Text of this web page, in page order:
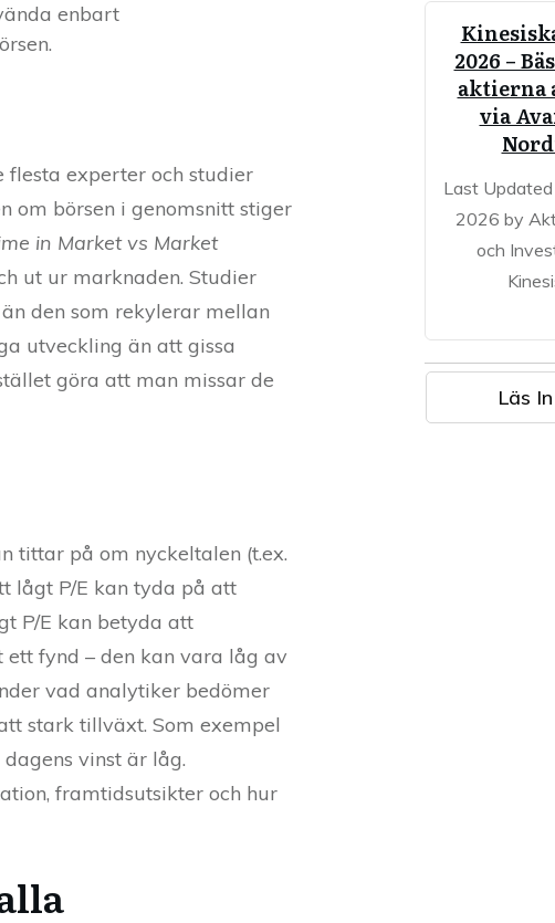
enbart
experter och studier
om börsen i genomsnitt stiger
in Market vs Market
ut ur marknaden. Studier
den som rekylerar mellan
utveckling än att gissa
göra att man missar de
tittar på om nyckeltalen (t.ex.
lågt P/E kan tyda på att
P/E kan betyda att
fynd – den kan vara låg av
vad analytiker bedömer
stark tillväxt. Som exempel
vinst är låg.
framtidsutsikter och hur
2026 –
aktierna
via
Last
2026 by
och
Läs